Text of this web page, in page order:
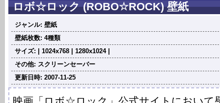
ロボ☆ロック (ROBO☆ROCK) 壁紙
ジャンル: 壁紙
壁紙枚数: 4種類
サイズ: | 1024x768 | 1280x1024 |
その他: スクリーンセーバー
更新日時: 2007-11-25